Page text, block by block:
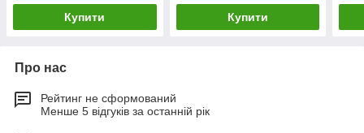
Купити Купити
Про нас
Рейтинг не сформований
Менше 5 відгуків за останній рік